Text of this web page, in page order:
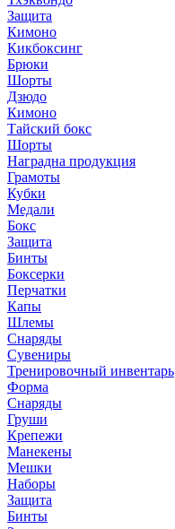
Защита
Кимоно
Кикбоксинг
Брюки
Шорты
Дзюдо
Кимоно
Тайский бокс
Шорты
Наградна продукция
Грамоты
Кубки
Медали
Бокс
Защита
Бинты
Боксерки
Перчатки
Капы
Шлемы
Снаряды
Сувениры
Тренировочный инвентарь
Форма
Снаряды
Груши
Крепежи
Манекены
Мешки
Наборы
Защита
Бинты